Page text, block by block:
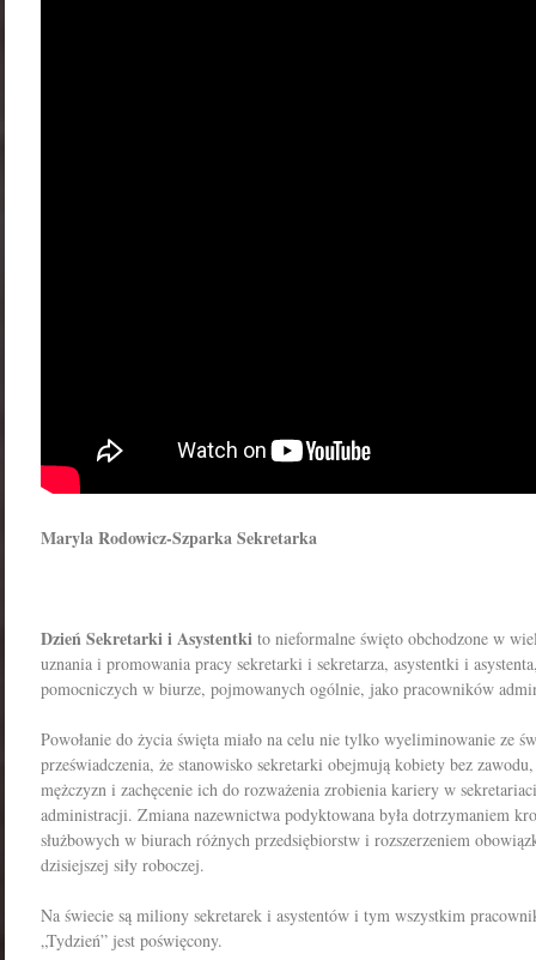
Maryla Rodowicz-Szparka Sekretarka
Dzień Sekretarki i Asystentki to nieformalne święto obchodzone w
uznania i promowania pracy sekretarki i sekretarza, asystentki i
pomocniczych w biurze, pojmowanych ogólnie, jako pracowników
Powołanie do życia święta miało na celu nie tylko wyeliminowanie ze
przeświadczenia, że stanowisko sekretarki obejmują kobiety bez
mężczyzn i zachęcenie ich do rozważenia zrobienia kariery w
administracji. Zmiana nazewnictwa podyktowana była dotrzymaniem
służbowych w biurach różnych przedsiębiorstw i rozszerzeniem
dzisiejszej siły roboczej.
Na świecie są miliony sekretarek i asystentów i tym wszystkim
„Tydzień” jest poświęcony.